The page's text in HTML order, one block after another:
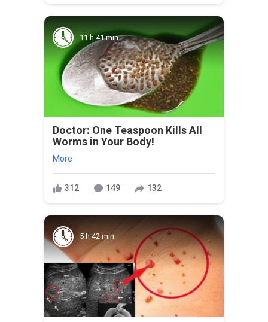
11 h 41 min
Doctor: One Teaspoon Kills All
Worms in Your Body!
More
312 149 132
5 h 42 min